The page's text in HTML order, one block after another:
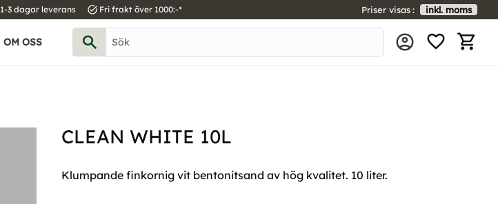
1-3 dagar leverans task_alt Fri frakt över 1000:-* Priser visas inkl. moms
OM OSS
CLEAN WHITE 10L
Klumpande finkornig vit bentonitsand av hög kvalitet. 10 liter.